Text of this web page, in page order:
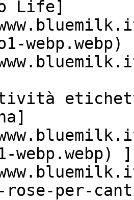
webp.webp) ]
per-